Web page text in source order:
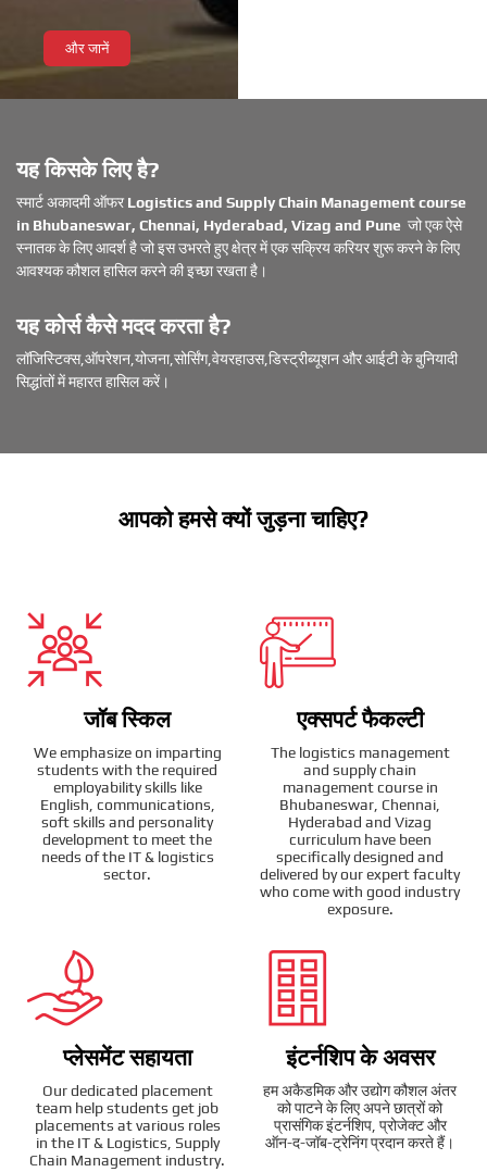
और जानें
यह किसके लिए है?
स्मार्ट अकादमी ऑफर Logistics and Supply Chain Management course
in Bhubaneswar, Chennai, Hyderabad, Vizag and Pune जो एक ऐसे
स्नातक के लिए आदर्श है जो इस उभरते हुए क्षेत्र में एक सक्रिय करियर शुरू करने के लिए
आवश्यक कौशल हासिल करने की इच्छा रखता है।
यह कोर्स कैसे मदद करता है?
लॉजिस्टिक्स,ऑपरेशन,योजना,सोर्सिंग,वेयरहाउस,डिस्ट्रीब्यूशन और आईटी के बुनियादी
सिद्धांतों में महारत हासिल करें।
आपको हमसे क्यों जुड़ना चाहिए?
जॉब स्किल
We emphasize on imparting
students with the required
employability skills like
English, communications,
soft skills and personality
development to meet the
needs of the IT & logistics
sector.
एक्सपर्ट फैकल्टी
The logistics management
and supply chain
management course in
Bhubaneswar, Chennai,
Hyderabad and Vizag
curriculum have been
specifically designed and
delivered by our expert faculty
who come with good industry
exposure.
प्लेसमेंट सहायता
Our dedicated placement
team help students get job
placements at various roles
in the IT & Logistics, Supply
Chain Management industry.
इंटर्नशिप के अवसर
हम अकैडमिक और उद्योग कौशल अंतर
को पाटने के लिए अपने छात्रों को
प्रासंगिक इंटर्नशिप, प्रोजेक्ट और
ऑन-द-जॉब-ट्रेनिंग प्रदान करते हैं।